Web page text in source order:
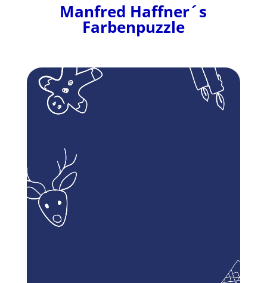
Manfred Haffner´s
Farbenpuzzle